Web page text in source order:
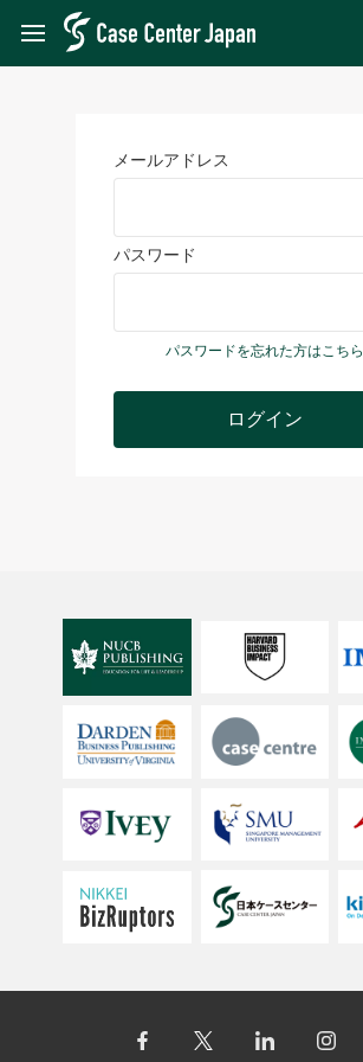
メールアドレス
パスワード
パスワードを忘れた方はこちら
ログイン